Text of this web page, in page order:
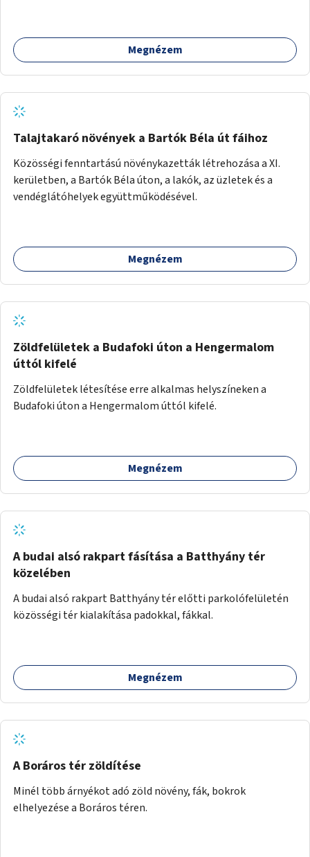
Megnézem
Talajtakaró növények a Bartók Béla út fáihoz
Közösségi fenntartású növénykazetták létrehozása a XI.
kerületben, a Bartók Béla úton, a lakók, az üzletek és a
vendéglátóhelyek együttműködésével.
Megnézem
Zöldfelületek a Budafoki úton a Hengermalom
úttól kifelé
Zöldfelületek létesítése erre alkalmas helyszíneken a
Budafoki úton a Hengermalom úttól kifelé.
Megnézem
A budai alsó rakpart fásítása a Batthyány tér
közelében
A budai alsó rakpart Batthyány tér előtti parkolófelületén
közösségi tér kialakítása padokkal, fákkal.
Megnézem
A Boráros tér zöldítése
Minél több árnyékot adó zöld növény, fák, bokrok
elhelyezése a Boráros téren.